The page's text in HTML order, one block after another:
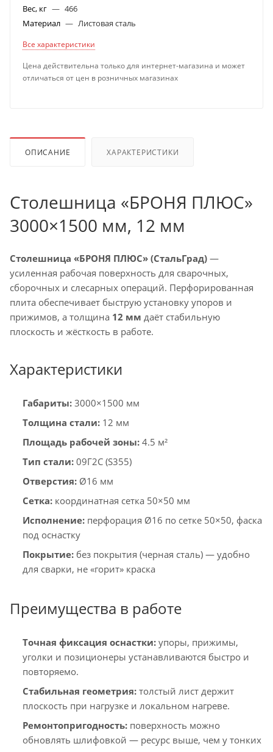
Вес, кг — 466
Материал — Листовая сталь
Все характеристики
Цена действительна только для интернет-магазина и может
отличаться от цен в розничных магазинах
ОПИСАНИЕ ХАРАКТЕРИСТИКИ
Столешница «БРОНЯ ПЛЮС»
3000×1500 мм, 12 мм
Столешница «БРОНЯ ПЛЮС» (СтальГрад) —
усиленная рабочая поверхность для сварочных,
сборочных и слесарных операций. Перфорированная
плита обеспечивает быструю установку упоров и
прижимов, а толщина 12 мм даёт стабильную
плоскость и жёсткость в работе.
Характеристики
Габариты: 3000×1500 мм
Толщина стали: 12 мм
Площадь рабочей зоны: 4.5 м²
Тип стали: 09Г2С (S355)
Отверстия: Ø16 мм
Сетка: координатная сетка 50×50 мм
Исполнение: перфорация Ø16 по сетке 50×50, фаска
под оснастку
Покрытие: без покрытия (черная сталь) — удобно
для сварки, не «горит» краска
Преимущества в работе
Точная фиксация оснастки: упоры, прижимы,
уголки и позиционеры устанавливаются быстро и
повторяемо.
Стабильная геометрия: толстый лист держит
плоскость при нагрузке и локальном нагреве.
Ремонтопригодность: поверхность можно
обновлять шлифовкой — ресурс выше, чем у тонких